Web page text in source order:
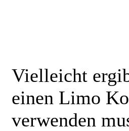
Vielleicht
einen Limo
verwenden